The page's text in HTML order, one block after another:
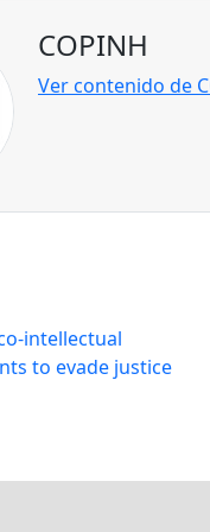
COPINH
Ver contenido de
intellectual
to evade justice